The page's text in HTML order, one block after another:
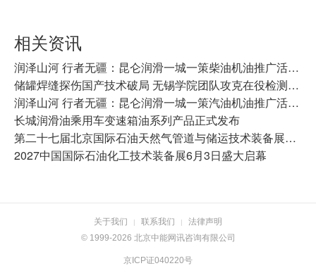
相关资讯
​润泽山河 行者无疆：昆仑润滑一城一策柴油机油推广活动走进常州
储罐焊缝探伤国产技术破局 无锡学院团队攻克在役检测难题
润泽山河 行者无疆：昆仑润滑一城一策汽油机油推广活动走进哈尔滨
长城润滑油乘用车变速箱油系列产品正式发布
第二十七届北京国际石油天然气管道与储运技术装备展览会招商启幕
2027中国国际石油化工技术装备展6月3日盛大启幕
关于我们 | 联系我们 |
法律声明
© 1999-2026 北京中能网讯咨询有限公司
京ICP证040220号